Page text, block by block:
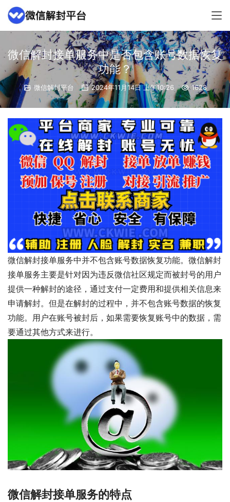
微信解封接单服务中是否包含账号数据恢复
功能？
微信解封平台 2024年11月14日 上午10:26 1628
微信解封接单服务中并不包含账号数据恢复功能。微信解封
接单服务主要是针对因为违反微信社区规定而被封号的用户
提供一种解封的途径，通过支付一定费用和提供相关信息来
申请解封。但是在解封的过程中，并不包含账号数据的恢复
功能。用户在账号被封后，如果需要恢复账号中的数据，需
要通过其他方式来进行。
微信解封接单服务的特点